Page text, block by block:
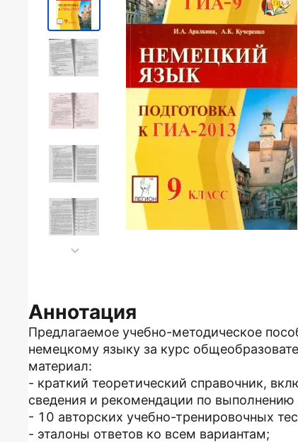
Аннотация
Предлагаемое учебно-методическое
немецкому языку за курс
материал:
- краткий теоретический справочник,
сведения и рекомендации по
- 10 авторских учебно-тренировочных
- эталоны ответов ко всем вариантам;